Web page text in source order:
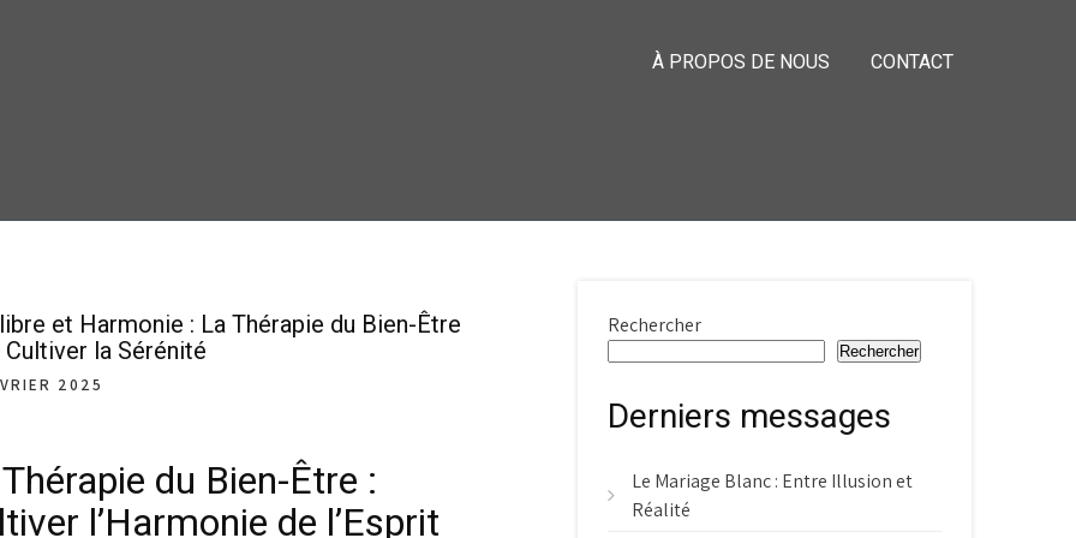
À PROPOS DE NOUS CONTACT
et Harmonie : La Thérapie du Bien-Être
Cultiver la Sérénité
2025
du Bien-Être :
l’Harmonie de l’Esprit
Rechercher
Rechercher
Derniers messages
Le Mariage Blanc : Entre Illusion et
Réalité